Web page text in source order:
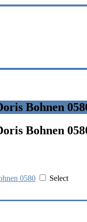
Bohnen
Bohnen
Select